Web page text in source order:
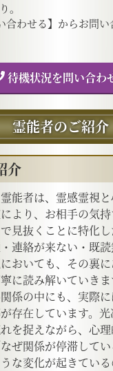
。
合わせる】からお問い
待機状況を問い合わ
霊能者のご紹介
介
能者は、霊感霊視
より、お相手の気
見抜くことに特化し
連絡が来ない・既
おいても、その裏
に読み解いていきま
係の中にも、実際
存在しています。
を捉えながら、心
ぜ関係が停滞して
な変化が起きてい